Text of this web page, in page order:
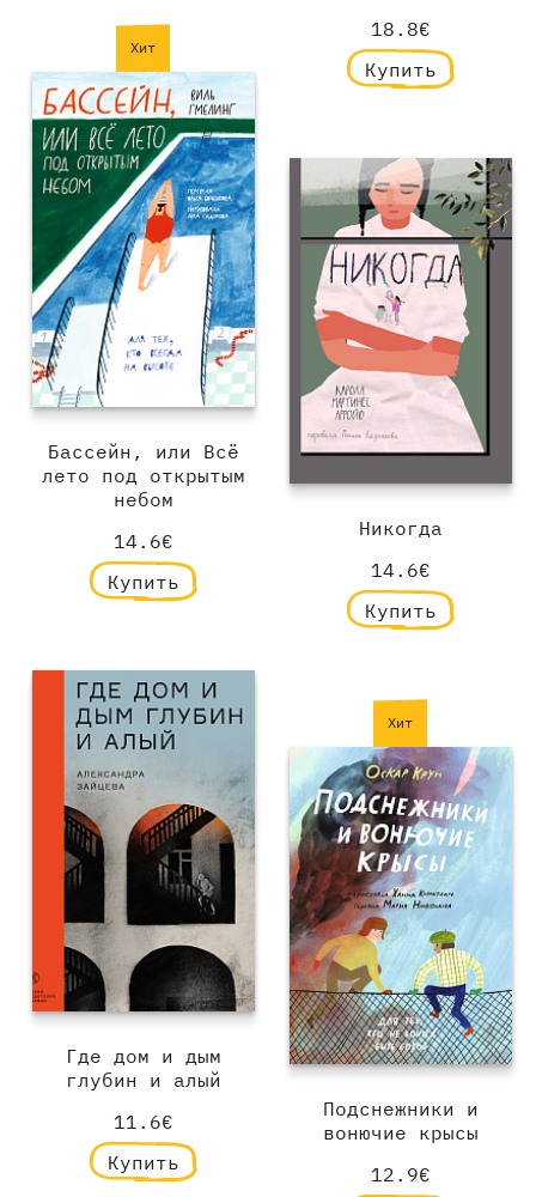
18.8€
Купить
Хит
Бассейн, или Всё
лето под открытым
небом
14.6€
Купить
Никогда
14.6€
Купить
Где дом и дым
глубин и алый
11.6€
Купить
Хит
Подснежники и
вонючие крысы
12.9€